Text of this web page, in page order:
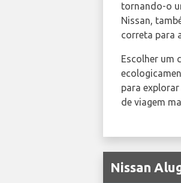
tornando-o
Nissan,
correta para
Escolher um
para
de viagem
Nissan